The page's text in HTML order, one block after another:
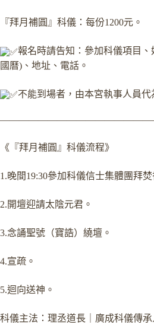
『拜月補圓』科儀：每份1200元。
報名時請告知：參加科儀項目
國曆)、地址、電話。
不能到場者，由本宮執事人員代
《『拜月補圓』科儀流程》
1.晚間19:30參加科儀信士集體團拜焚
2.開壇迎請太陰元君。
3.念誦聖號（寶誥）繞壇。
4.宣疏。
5.迴向送神。
科儀主法：理丞道長｜廣成科儀傳承